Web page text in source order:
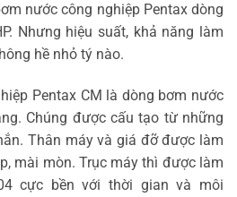
nước công nghiệp Pentax dòng
Nhưng hiệu suất, khả năng làm
hề nhỏ tý nào.
Pentax CM là dòng bơm nước
Chúng được cấu tạo từ những
Thân máy và giá đỡ được làm
mài mòn. Trục máy thì được làm
cực bền với thời gian và môi